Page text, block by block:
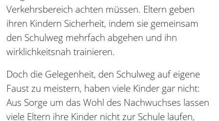
Verkehrsbereich achten müssen. Eltern geben
ihren Kindern Sicherheit, indem sie gemeinsam
den Schulweg mehrfach abgehen und ihn
wirklichkeitsnah trainieren.
Doch die Gelegenheit, den Schulweg auf eigene
Faust zu meistern, haben viele Kinder gar nicht:
Aus Sorge um das Wohl des Nachwuchses lassen
viele Eltern ihre Kinder nicht zur Schule laufen,